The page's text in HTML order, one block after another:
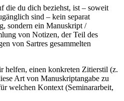
die du dich beziehst, ist – soweit
sind – kein separat
sondern ein Manuskript /
von Notizen, der Teil des
von Sartres gesammelten
helfen, einen konkreten Zitierstil (z.
Art von Manuskriptangabe zu
welchen Kontext (Seminararbeit,